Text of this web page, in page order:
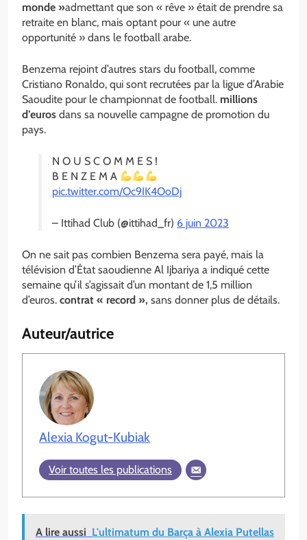
monde »admettant que son « rêve » était de prendre sa
retraite en blanc, mais optant pour « une autre
opportunité » dans le football arabe.
Benzema rejoint d’autres stars du football, comme
Cristiano Ronaldo, qui sont recrutées par la ligue d’Arabie
Saoudite pour le championnat de football. millions
d’euros dans sa nouvelle campagne de promotion du
pays.
N O U S C O M M E S !
B E N Z E M A
pic.twitter.com/Oc9IK4OoDj
– Ittihad Club (@ittihad_fr) 6 juin 2023
On ne sait pas combien Benzema sera payé, mais la
télévision d’État saoudienne Al Ijbariya a indiqué cette
semaine qu’il s’agissait d’un montant de 1,5 million
d’euros. contrat « record », sans donner plus de détails.
Auteur/autrice
Alexia Kogut-Kubiak
Voir toutes les publications
A lire aussi L'ultimatum du Barça à Alexia Putellas